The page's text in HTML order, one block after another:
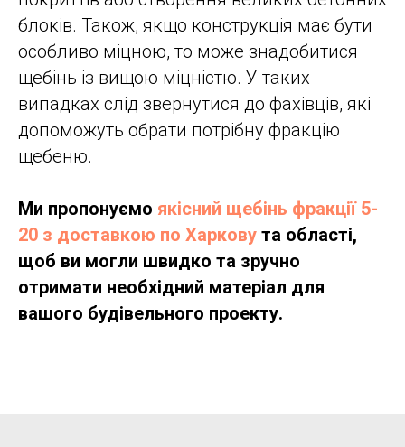
блоків. Також, якщо конструкція має бути
особливо міцною, то може знадобитися
щебінь із вищою міцністю. У таких
випадках слід звернутися до фахівців, які
допоможуть обрати потрібну фракцію
щебеню.
Ми пропонуємо якісний щебінь фракції 5-
20 з доставкою по Харкову та області,
щоб ви могли швидко та зручно
отримати необхідний матеріал для
вашого будівельного проекту.